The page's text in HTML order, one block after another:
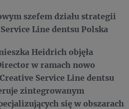
szefem działu strategii
Line dentsu Polska
Heidrich objęła
w ramach nowo
Service Line dentsu
zintegrowanym
się w obszarach